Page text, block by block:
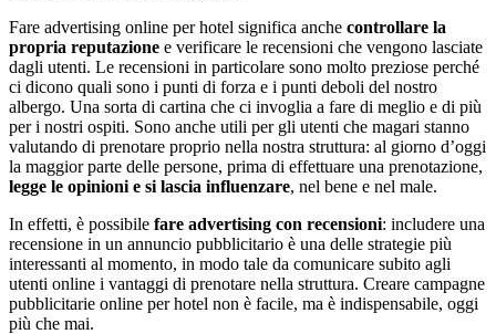
Fare advertising online per hotel significa anche controllare la
propria reputazione e verificare le recensioni che vengono lasciate
dagli utenti. Le recensioni in particolare sono molto preziose perché
ci dicono quali sono i punti di forza e i punti deboli del nostro
albergo. Una sorta di cartina che ci invoglia a fare di meglio e di più
per i nostri ospiti. Sono anche utili per gli utenti che magari stanno
valutando di prenotare proprio nella nostra struttura: al giorno d’oggi
la maggior parte delle persone, prima di effettuare una prenotazione,
legge le opinioni e si lascia influenzare, nel bene e nel male.
In effetti, è possibile fare advertising con recensioni: includere una
recensione in un annuncio pubblicitario è una delle strategie più
interessanti al momento, in modo tale da comunicare subito agli
utenti online i vantaggi di prenotare nella struttura. Creare campagne
pubblicitarie online per hotel non è facile, ma è indispensabile, oggi
più che mai.